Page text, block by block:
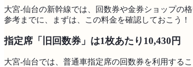
大宮-仙台の新幹線では、回数券や金券ショップの
参考までに、まずは、この料金を確認しておこう！
指定席「旧回数券」は1枚あたり10,430円
大宮-仙台では、普通車指定席の回数券を利用するこ